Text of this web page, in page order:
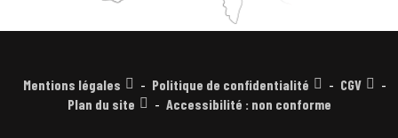
Mentions légales Politique de confidentialité
CGV
Plan du site
Accessibilité : non conforme